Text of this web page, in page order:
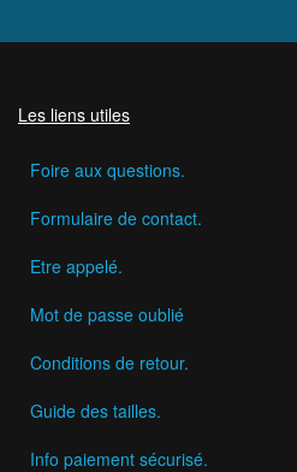
Les liens utiles
Foire aux questions.
Formulaire de contact.
Etre appelé.
Mot de passe oublié
Conditions de retour.
Guide des tailles.
Info paiement sécurisé.